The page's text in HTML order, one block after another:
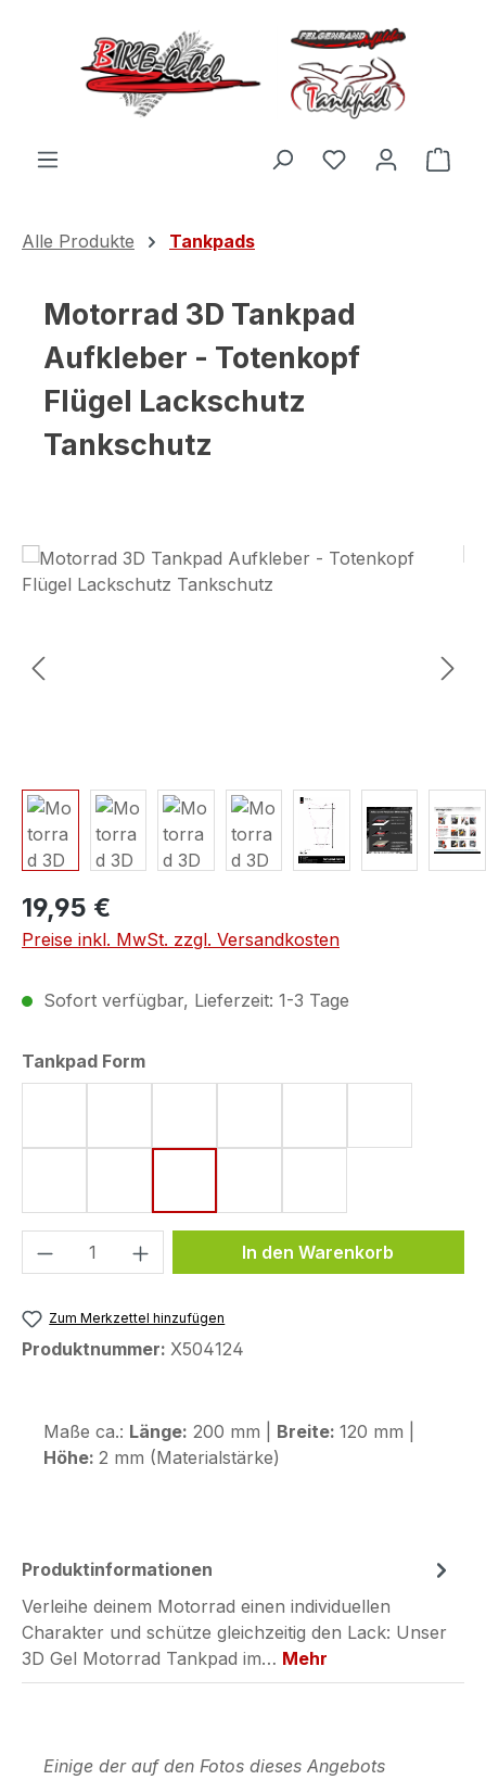
Zum Hauptinhalt springen
Du hast 0
Alle Produkte Tankpads
Motorrad 3D Tankpad
Aufkleber - Totenkopf
Flügel Lackschutz
Tankschutz
Bildergalerie überspringen
19,95 €
Preise inkl. MwSt. zzgl. Versandkosten
Sofort verfügbar, Lieferzeit: 1-3 Tage
Tankpad Formauswählen
Produkt Anzahl: Gib denIn den Warenkorb
Zum Merkzettel hinzufügen
Produktnummer: X504124
Maße ca.: Länge: 200 mm | Breite: 120 mm |
Höhe: 2 mm (Materialstärke)
Produktinformationen
Verleihe deinem Motorrad einen individuellen
Charakter und schütze gleichzeitig den Lack: Unser
3D Gel Motorrad Tankpad im… Mehr
Einige der auf den Fotos dieses Angebots